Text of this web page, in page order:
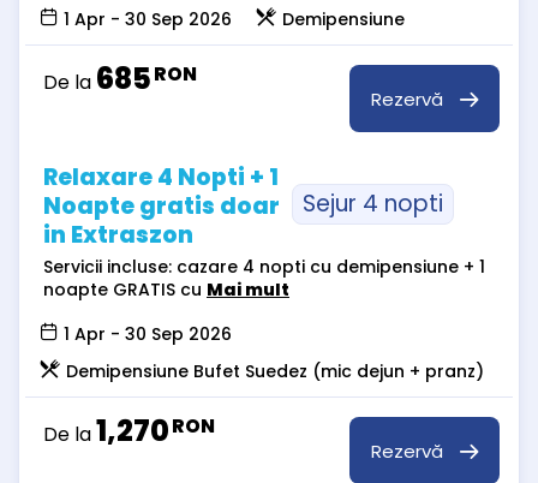
1 Apr - 30 Sep 2026
Demipensiune
De la 685RON
Rezervă
Relaxare 4 Nopti + 1
Noapte gratis doar
in Extraszon
Sejur 4 nopti
Servicii incluse: cazare 4 nopti cu demipensiune + 1
noapte GRATIS cu Mai mult
1 Apr - 30 Sep 2026
Demipensiune Bufet Suedez (mic dejun + pranz)
De la1,270RON
Rezervă